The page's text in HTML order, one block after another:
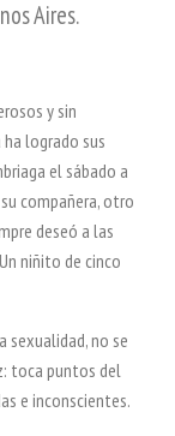
Aires.
y sin
logrado sus
el sábado a
compañera, otro
deseó a las
niñito de cinco
sexualidad, no se
toca puntos del
e inconscientes.